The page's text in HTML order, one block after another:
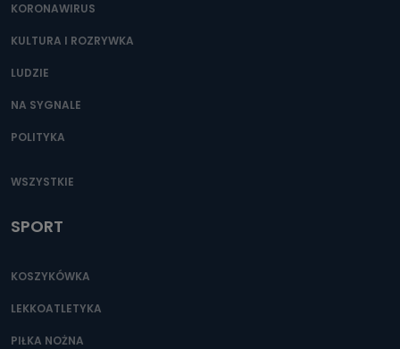
KORONAWIRUS
KULTURA I ROZRYWKA
LUDZIE
NA SYGNALE
POLITYKA
WSZYSTKIE
SPORT
KOSZYKÓWKA
LEKKOATLETYKA
PIŁKA NOŻNA